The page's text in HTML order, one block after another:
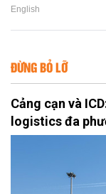
English
ĐỪNG BỎ LỠ
Cảng cạn và
logistics đa